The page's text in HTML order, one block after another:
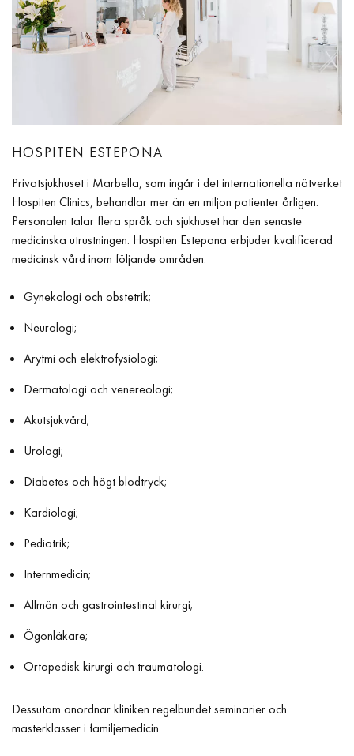
HOSPITEN ESTEPONA
Privatsjukhuset i Marbella, som ingår i det internationella nätverket
Hospiten Clinics, behandlar mer än en miljon patienter årligen.
Personalen talar flera språk och sjukhuset har den senaste
medicinska utrustningen. Hospiten Estepona erbjuder kvalificerad
medicinsk vård inom följande områden:
Gynekologi och obstetrik;
Neurologi;
Arytmi och elektrofysiologi;
Dermatologi och venereologi;
Akutsjukvård;
Urologi;
Diabetes och högt blodtryck;
Kardiologi;
Pediatrik;
Internmedicin;
Allmän och gastrointestinal kirurgi;
Ögonläkare;
Ortopedisk kirurgi och traumatologi.
Dessutom anordnar kliniken regelbundet seminarier och
masterklasser i familjemedicin.